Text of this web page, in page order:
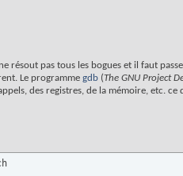
ne résout pas tous les bogues et il faut
Le programme gdb (The GNU Project
des registres, de la mémoire, etc.